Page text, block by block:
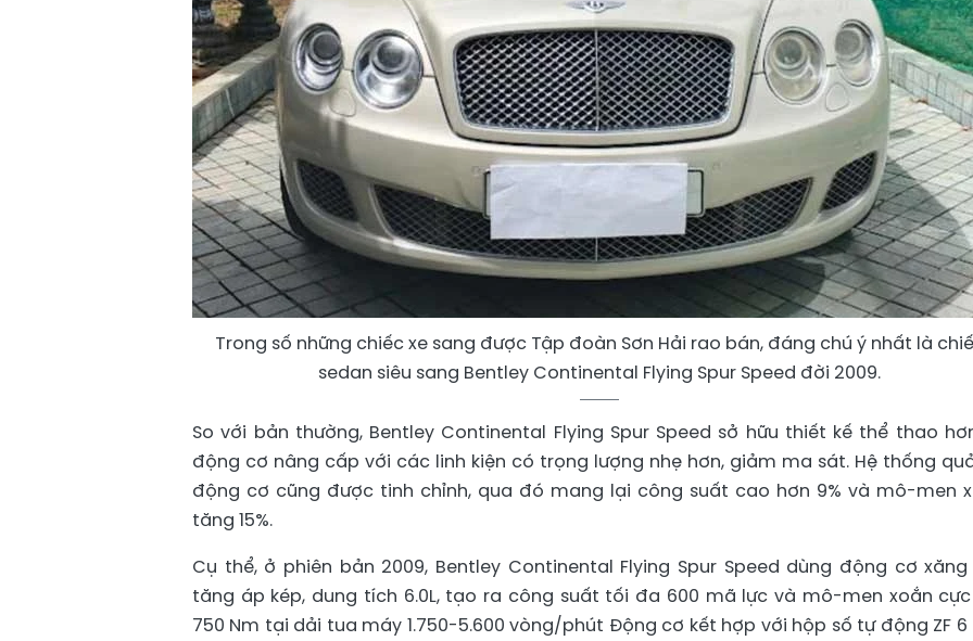
Trong số những chiếc xe sang được Tập đoàn Sơn Hải rao bán, đáng chú ý nhất là
sedan siêu sang Bentley Continental Flying Spur Speed đời 2009.
So với bản thường, Bentley Continental Flying Spur Speed sở hữu thiết kế thể thao
động cơ nâng cấp với các linh kiện có trọng lượng nhẹ hơn, giảm ma sát. Hệ thống
động cơ cũng được tinh chỉnh, qua đó mang lại công suất cao hơn 9% và mô-men
tăng 15%.
Cụ thể, ở phiên bản 2009, Bentley Continental Flying Spur Speed dùng động cơ xăng
tăng áp kép, dung tích 6.0L, tạo ra công suất tối đa 600 mã lực và mô-men xoắn
750 Nm tại dải tua máy 1.750-5.600 vòng/phút Động cơ kết hợp với hộp số tự động ZF